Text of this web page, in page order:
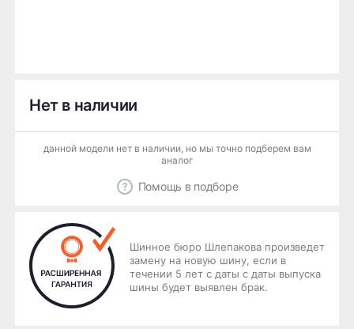
Нет в наличии
данной модели нет в наличии, но мы точно подберем вам
аналог
Помощь в подборе
Шинное бюро Шлепакова произведет
замену на новую шину, если в
течении 5 лет с даты с даты выпуска
шины будет выявлен брак.